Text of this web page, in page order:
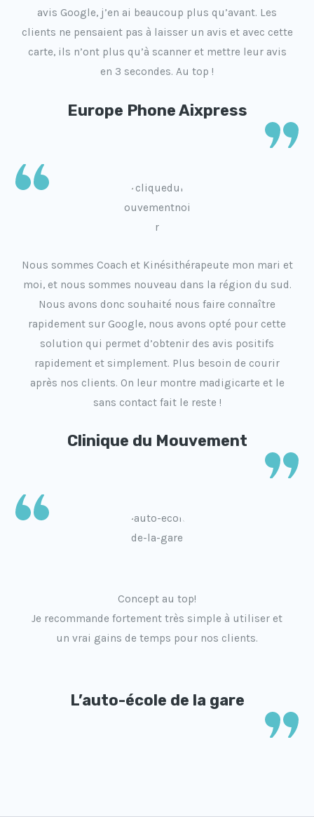
avis Google, j’en ai beaucoup plus qu’avant. Les
clients ne pensaient pas à laisser un avis et avec cette
carte, ils n’ont plus qu’à scanner et mettre leur avis
en 3 secondes. Au top !
Europe Phone Aixpress
Nous sommes Coach et Kinésithérapeute mon mari et
moi, et nous sommes nouveau dans la région du sud.
Nous avons donc souhaité nous faire connaître
rapidement sur Google, nous avons opté pour cette
solution qui permet d’obtenir des avis positifs
rapidement et simplement. Plus besoin de courir
après nos clients. On leur montre madigicarte et le
sans contact fait le reste !
Clinique du Mouvement
Concept au top!
Je recommande fortement très simple à utiliser et
un vrai gains de temps pour nos clients.
L’auto-école de la gare